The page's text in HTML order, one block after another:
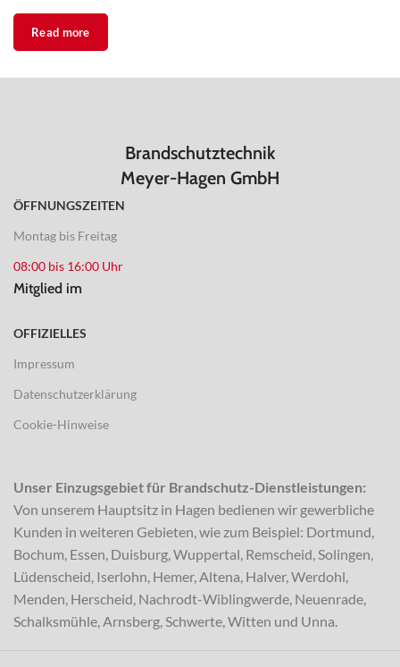
Read more
Brandschutztechnik
Meyer-Hagen GmbH
ÖFFNUNGSZEITEN
Montag bis Freitag
08:00 bis 16:00 Uhr
Mitglied im
OFFIZIELLES
Impressum
Datenschutzerklärung
Cookie-Hinweise
Unser Einzugsgebiet für Brandschutz-Dienstleistungen:
Von unserem Hauptsitz in Hagen bedienen wir gewerbliche
Kunden in weiteren Gebieten, wie zum Beispiel: Dortmund,
Bochum, Essen, Duisburg, Wuppertal, Remscheid, Solingen,
Lüdenscheid, Iserlohn, Hemer, Altena, Halver, Werdohl,
Menden, Herscheid, Nachrodt-Wiblingwerde, Neuenrade,
Schalksmühle, Arnsberg, Schwerte, Witten und Unna.